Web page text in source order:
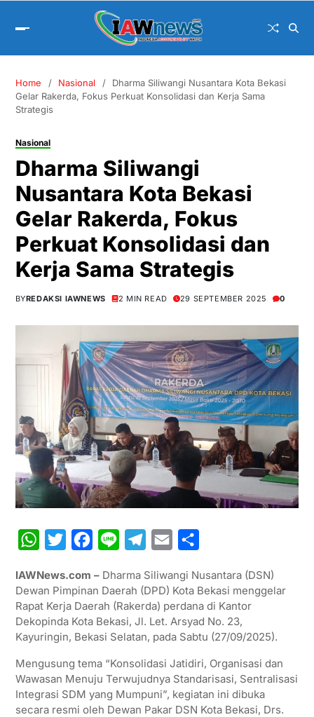
Home Nasional
Dharma Siliwangi Nusantara Kota Bekasi
Gelar Rakerda, Fokus Perkuat Konsolidasi dan Kerja Sama
Strategis
Nasional
Dharma Siliwangi
Nusantara Kota Bekasi
Gelar Rakerda, Fokus
Perkuat Konsolidasi dan
Kerja Sama Strategis
BYREDAKSI IAWNEWS 2 MIN READ 29 SEPTEMBER 2025 0
W
a
t
s
A
p
p
i
t
t
e
r
c
e
b
o
o
k
n
e
l
e
g
r
a
m
a
i
l
a
r
e
IAWNews.com – Dharma Siliwangi Nusantara (DSN)
Dewan Pimpinan Daerah (DPD) Kota Bekasi menggelar
Rapat Kerja Daerah (Rakerda) perdana di Kantor
Dekopinda Kota Bekasi, Jl. Let. Arsyad No. 23,
Kayuringin, Bekasi Selatan, pada Sabtu (27/09/2025).
Mengusung tema “Konsolidasi Jatidiri, Organisasi dan
Wawasan Menuju Terwujudnya Standarisasi, Sentralisasi
Integrasi SDM yang Mumpuni”, kegiatan ini dibuka
secara resmi oleh Dewan Pakar DSN Kota Bekasi, Drs.